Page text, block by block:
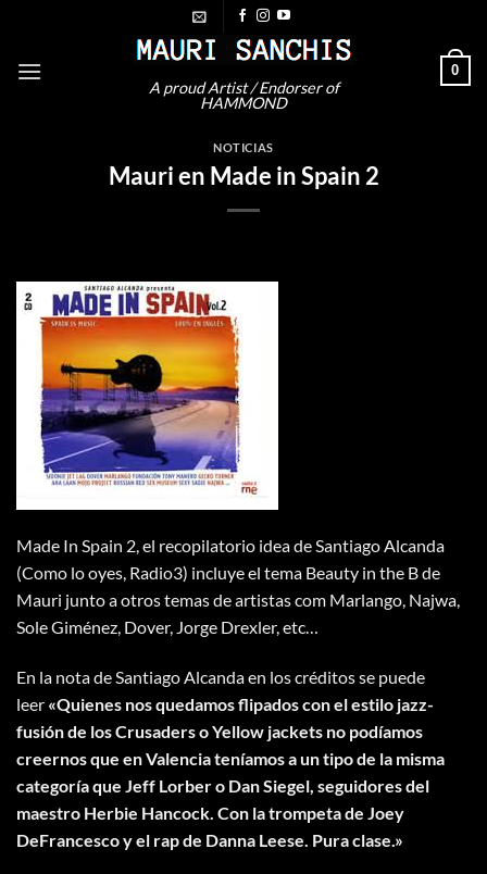
contenido
A proud Artist / Endorser of
HAMMOND
0
NOTICIAS
Mauri en Made in Spain 2
Made In Spain 2, el recopilatorio idea de Santiago Alcanda
(Como lo oyes, Radio3) incluye el tema Beauty in the B de
Mauri junto a otros temas de artistas com Marlango, Najwa,
Sole Giménez, Dover, Jorge Drexler, etc…
En la nota de Santiago Alcanda en los créditos se puede
leer «Quienes nos quedamos flipados con el estilo jazz-
fusión de los Crusaders o Yellow jackets no podíamos
creernos que en Valencia teníamos a un tipo de la misma
categoría que Jeff Lorber o Dan Siegel, seguidores del
maestro Herbie Hancock. Con la trompeta de Joey
DeFrancesco y el rap de Danna Leese. Pura clase.»